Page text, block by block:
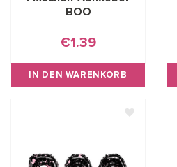
BOO
€1.39
IN DEN WARENKORB